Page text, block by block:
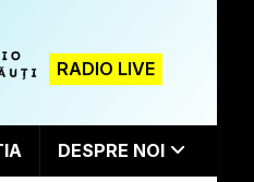
RADIO LIVE
DESPRE NOI